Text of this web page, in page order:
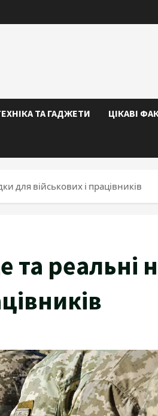
ТА ГАДЖЕТИ ЦІКАВІ
для військових і працівників
реальні